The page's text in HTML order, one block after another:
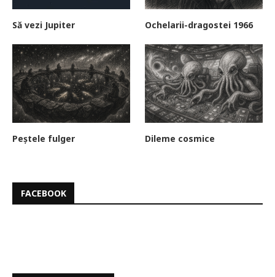
Să vezi Jupiter Ochelarii-dragostei 1966
Peștele fulger Dileme cosmice
FACEBOOK